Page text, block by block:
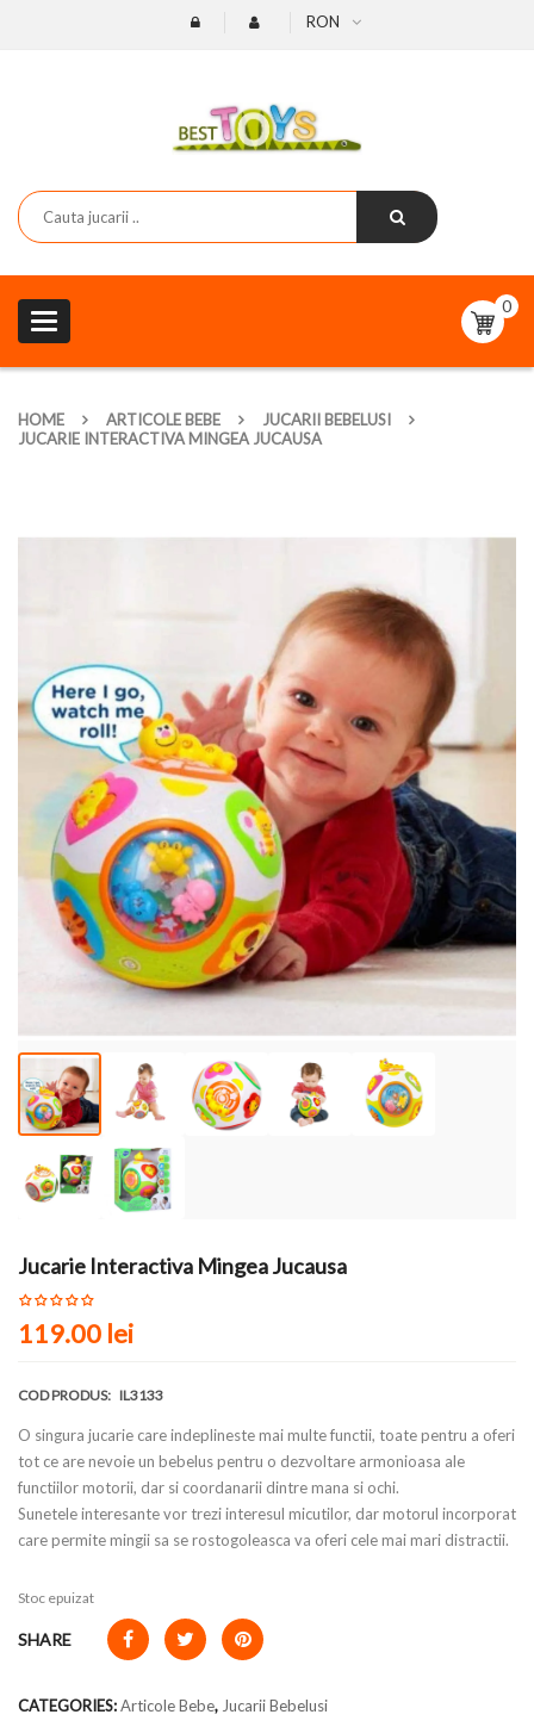
RON
Toggle
navigation
0
HOME ARTICOLE BEBE
JUCARII BEBELUSI
JUCARIE INTERACTIVA MINGEA JUCAUSA
Jucarie Interactiva Mingea Jucausa
119.00 lei
COD PRODUS: IL3133
O singura jucarie care indeplineste mai multe functii, toate pentru a oferi
tot ce are nevoie un bebelus pentru o dezvoltare armonioasa ale
functiilor motorii, dar si coordanarii dintre mana si ochi.
Sunetele interesante vor trezi interesul micutilor, dar motorul incorporat
care permite mingii sa se rostogoleasca va oferi cele mai mari distractii.
Stoc epuizat
SHARE
CATEGORIES:Articole Bebe, Jucarii Bebelusi